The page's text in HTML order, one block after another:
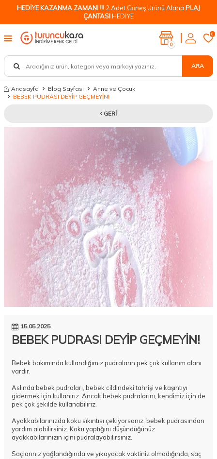
HEDİYE KAZANMA ZAMANI !!! 2 Adet Güneş Ürünü Alana PLAJ
ÇANTASIHEDİYE
ARA
0
0
Anasayfa Blog Sayfası
Anne ve Çocuk
BEBEK PUDRASI DEYİP GEÇMEYİN!
GERI
15.05.2025
BEBEK PUDRASI DEYİP GEÇMEYİN!
Bebek bakımında kullandığımız pudraların pek çok kullanım alanı
vardır.
Aslında bebek pudraları, bebek cildindeki tahrişi ve kaşıntıyı
gidermek için kullanırız. Ancak bebek pudralarını, kendimiz için de
pek çok şekilde kullanabiliriz.
Ayakkabılarınızda koku sıkıntısı çekiyorsanız, bebek pudrasından
yardım alabilirsiniz. Koku yaptığını düşündüğünüz
ayakkabılarınızın içini pudralayabilirsiniz.
Saçlarınız yağlandığında ve yıkayacak vaktiniz olmadığında, saç